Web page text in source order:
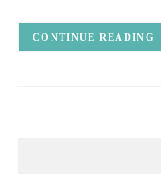
CONTINUE READING